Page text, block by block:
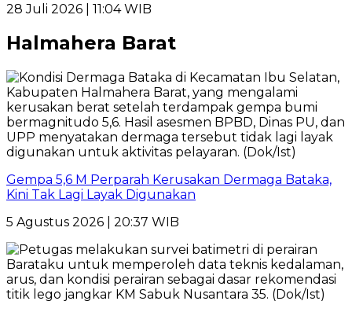
28 Juli 2026 | 11:04 WIB
Halmahera Barat
Gempa 5,6 M Perparah Kerusakan Dermaga Bataka,
Kini Tak Lagi Layak Digunakan
5 Agustus 2026 | 20:37 WIB